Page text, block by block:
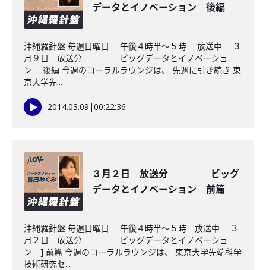
データとイノベーション 後編
沖縄羅針盤 毎週日曜日 午後４時半～５時 放送中 ３
月９日 放送分 ビッグデータとイノベーショ
ン 後編 今週のコーラルラウンジは、 先週に引き続き 東
京大学先...
2014.03.09 |00:22:36
３月２日 放送分 ビッグ
データとイノベーション 前篇
沖縄羅針盤 毎週日曜日 午後４時半～５時 放送中 ３
月２日 放送分 ビッグデータとイノベーショ
ン ] 前篇 今週のコーラルラウンジは、 東京大学先端科学
技術研究セ...